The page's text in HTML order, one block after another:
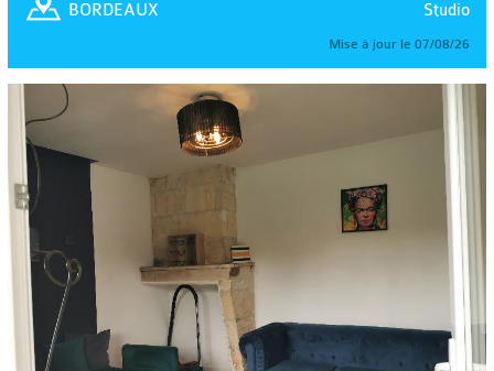
Studio
BORDEAUX
Mise à jour le 07/08/26